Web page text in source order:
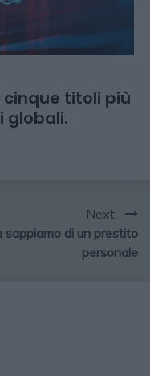
cinque titoli più
globali.
Next:
sappiamo di un prestito
personale